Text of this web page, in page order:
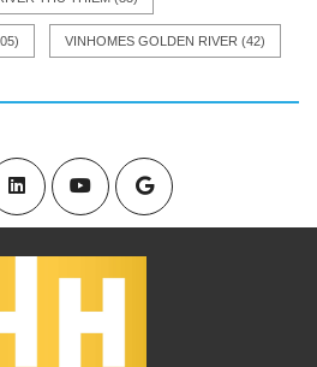
VINHOMES GOLDEN RIVER (42)